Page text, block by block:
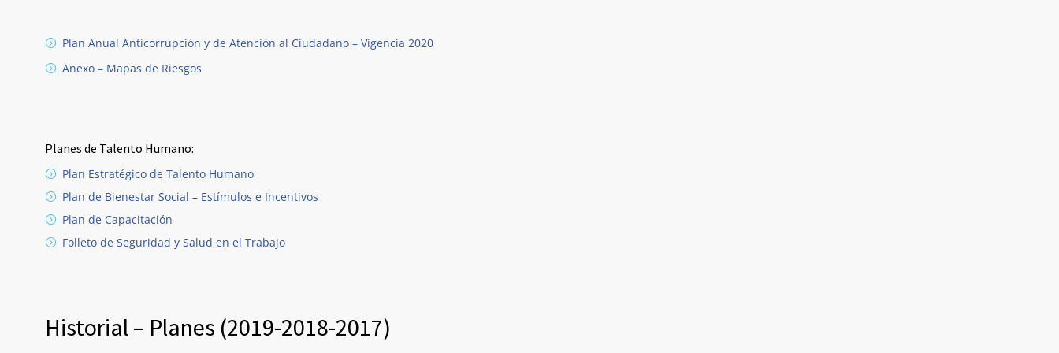
Plan Anual Anticorrupción y de Atención al Ciudadano – Vigencia 2020
Anexo – Mapas de Riesgos
Planes de Talento Humano:
Plan Estratégico de Talento Humano
Plan de Bienestar Social – Estímulos e Incentivos
Plan de Capacitación
Folleto de Seguridad y Salud en el Trabajo
Historial – Planes (2019-2018-2017)